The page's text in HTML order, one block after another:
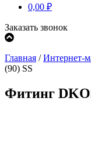
0,00 ₽
Заказать звонок
Главная /Интернет-
(90) SS
Фитинг